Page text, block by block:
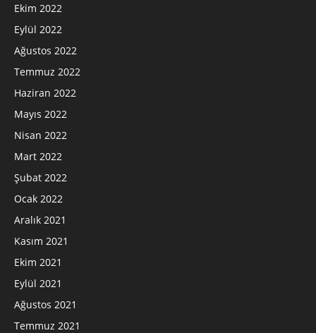
Ekim 2022
Eylül 2022
Ağustos 2022
Temmuz 2022
Haziran 2022
Mayıs 2022
Nisan 2022
Mart 2022
Şubat 2022
Ocak 2022
Aralık 2021
Kasım 2021
Ekim 2021
Eylül 2021
Ağustos 2021
Temmuz 2021